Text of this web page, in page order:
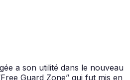
a son utilité dans le nouveau
Guard Zone” qui fut mis en